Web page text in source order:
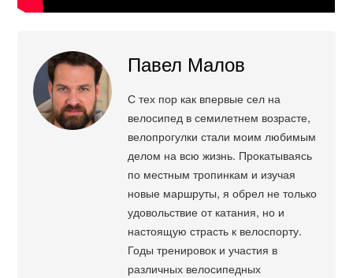
Павел Малов
С тех пор как впервые сел на
велосипед в семилетнем возрасте,
велопрогулки стали моим любимым
делом на всю жизнь. Прокатываясь
по местным тропинкам и изучая
новые маршруты, я обрел не только
удовольствие от катания, но и
настоящую страсть к велоспорту.
Годы тренировок и участия в
различных велосипедных